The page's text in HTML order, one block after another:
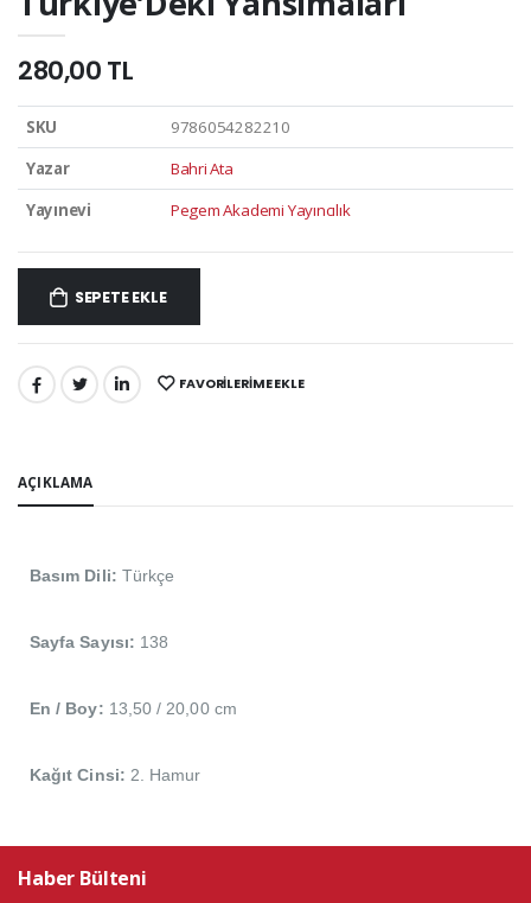
280,00 TL
SKU
9786054282210
Yazar
Bahri Ata
Yayınevi
Pegem Akademi Yayıncılık
SEPETE EKLE
PAYLAŞ: FAVORILERIME EKLE
AÇIKLAMA
Basım Dili: Türkçe
Sayfa Sayısı: 138
En / Boy: 13,50 / 20,00 cm
Kağıt Cinsi: 2. Hamur
Haber Bülteni